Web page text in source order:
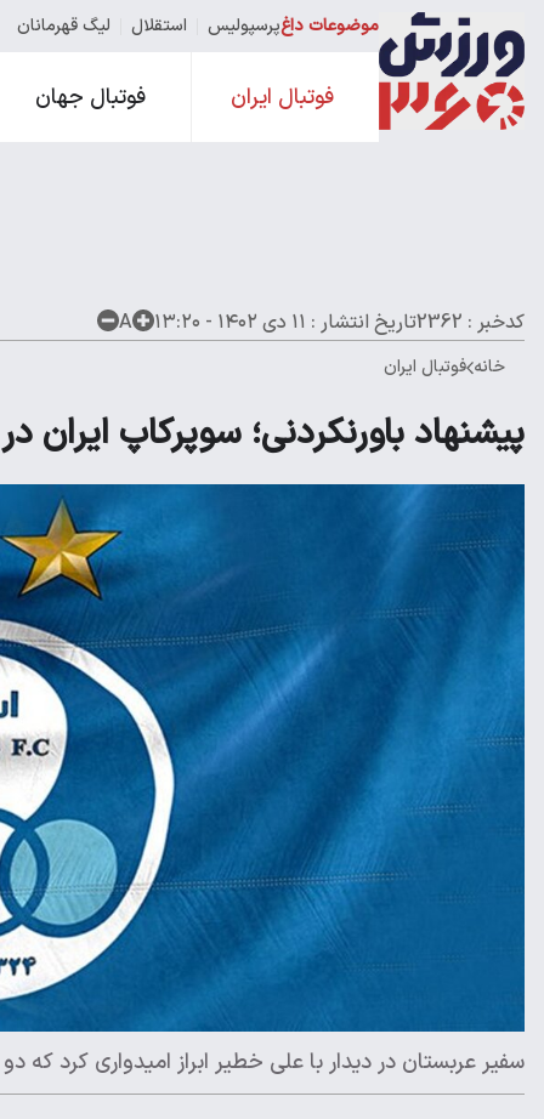
موضوعات داغپرسپولیس استقلال لیگ قهرمانان
فوتبال ایران فوتبال جهان
کدخبر : 2362 تاریخ انتشار : ۱۱ دی ۱۴۰۲ - ۱۳:۲۰ A
خانه فوتبال ایران
پیشنهاد باورنکردنی؛ سوپرکاپ ایران
سفیر عربستان در دیدار با علی خطیر ابراز امیدواری کرد که